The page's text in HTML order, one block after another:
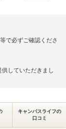
で必ずご確認くださ
していただきまし
キャンパスライフの
口コミ